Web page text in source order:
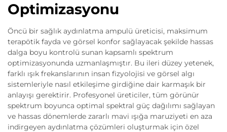
Optimizasyonu
Öncü bir sağlık aydınlatma ampulü üreticisi, maksimum
terapötik fayda ve görsel konfor sağlayacak şekilde hassas
dalga boyu kontrolü sunan kapsamlı spektrum
optimizasyonunda uzmanlaşmıştır. Bu ileri düzey yetenek,
farklı ışık frekanslarının insan fizyolojisi ve görsel algı
sistemleriyle nasıl etkileşime girdiğine dair karmaşık bir
anlayışı gerektirir. Profesyonel üreticiler, tüm görünür
spektrum boyunca optimal spektral güç dağılımı sağlayan
ve hassas dönemlerde zararlı mavi ışığa maruziyeti en aza
indirgeyen aydınlatma çözümleri oluşturmak için özel